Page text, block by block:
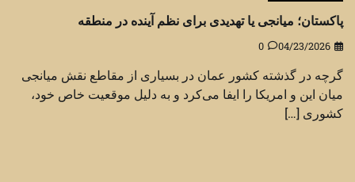
پاکستان؛ میانجی یا تهدیدی برای نظم آینده در منطقه
04/23/2026
0
گرچه در گذشته کشور عمان در بسیاری از مقاطع نقش میانجی
میان این و امریکا را ایفا می‌کرد و به دلیل موقعیت خاص خود،
کشوری […]